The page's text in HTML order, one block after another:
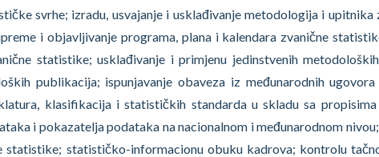
svrhe; izradu, usvajanje i usklađivanje metodologija i
i objavljivanje programa, plana i kalendara zvanične
statistike; usklađivanje i primjenu jedinstvenih
publikacija; ispunjavanje obaveza iz međunarodnih
klasifikacija i statističkih standarda u skladu sa
i pokazatelja podataka na nacionalnom i međunarodnom
statistike; statističko-informacionu obuku kadrova; kontrolu